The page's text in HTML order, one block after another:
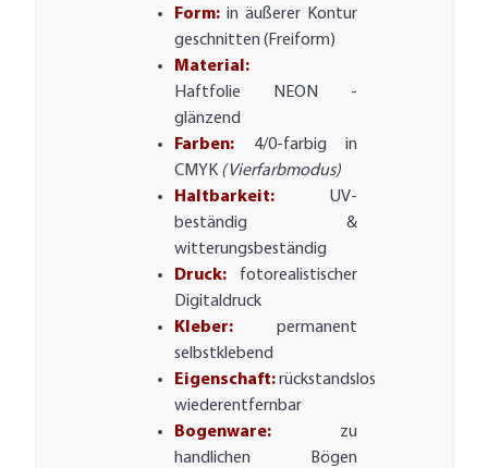
Form: in äußerer Kontur
geschnitten (Freiform)
Material:
Haftfolie NEON -
glänzend
Farben: 4/0-farbig in
CMYK (Vierfarbmodus)
Haltbarkeit: UV-
beständig &
witterungsbeständig
Druck: fotorealistischer
Digitaldruck
Kleber: permanent
selbstklebend
Eigenschaft:rückstandslos
wiederentfernbar
Bogenware: zu
handlichen Bögen